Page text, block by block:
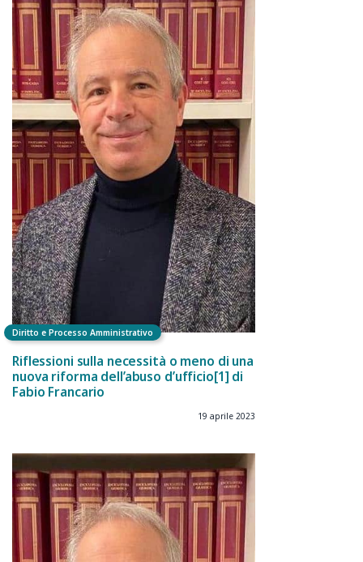
Diritto e Processo Amministrativo
Riflessioni sulla necessità o meno di una
nuova riforma dell’abuso d’ufficio[1] di
Fabio Francario
19 aprile 2023